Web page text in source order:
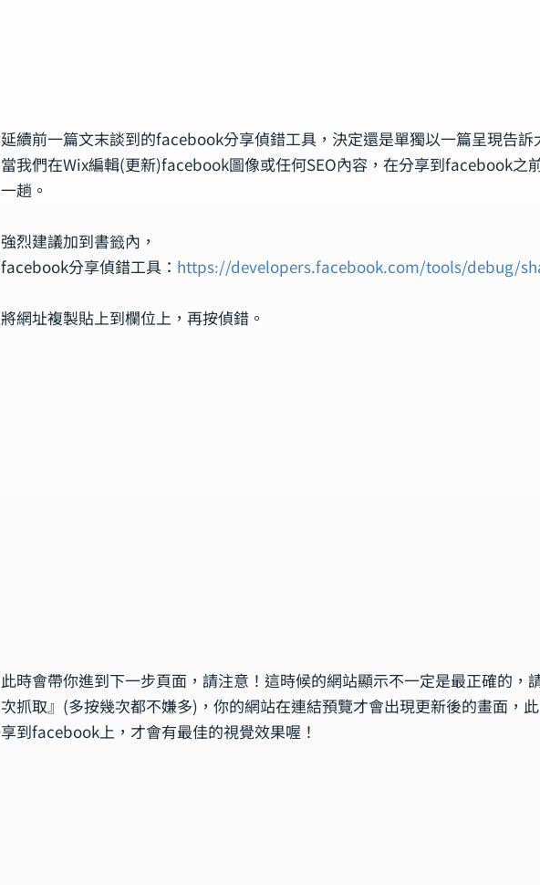
延續前一篇文末談到的facebook分享偵錯工具，決定還是單獨以一篇呈現告訴
當我們在Wix編輯(更新)facebook圖像或任何SEO內容，在分享到facebook之
一趟。
強烈建議加到書籤內，
facebook分享偵錯工具： https://developers.facebook.com/tools/debug/
將網址複製貼上到欄位上，再按偵錯。
此時會帶你進到下一步頁面，請注意！這時候的網站顯示不一定是最正確的，
次抓取』(多按幾次都不嫌多)，你的網站在連結預覽才會出現更新後的畫面，
享到facebook上，才會有最佳的視覺效果喔！